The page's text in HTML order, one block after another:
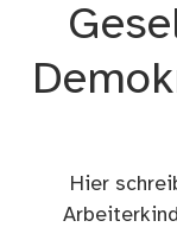
Hier